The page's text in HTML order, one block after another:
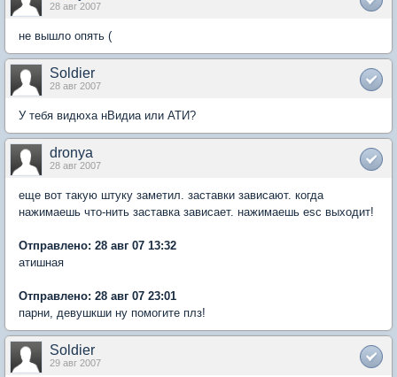
28 авг 2007
не вышло опять (
Soldier
28 авг 2007
У тебя видюха нВидиа или АТИ?
dronya
28 авг 2007
еще вот такую штуку заметил. заставки зависают. когда
нажимаешь что-нить заставка зависает. нажимаешь esc выходит!
Отправлено: 28 авг 07 13:32
атишная
Отправлено: 28 авг 07 23:01
парни, девушкши ну помогите плз!
Soldier
29 авг 2007